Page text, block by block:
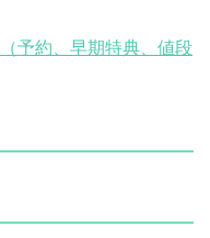
予約、早期特典、値段